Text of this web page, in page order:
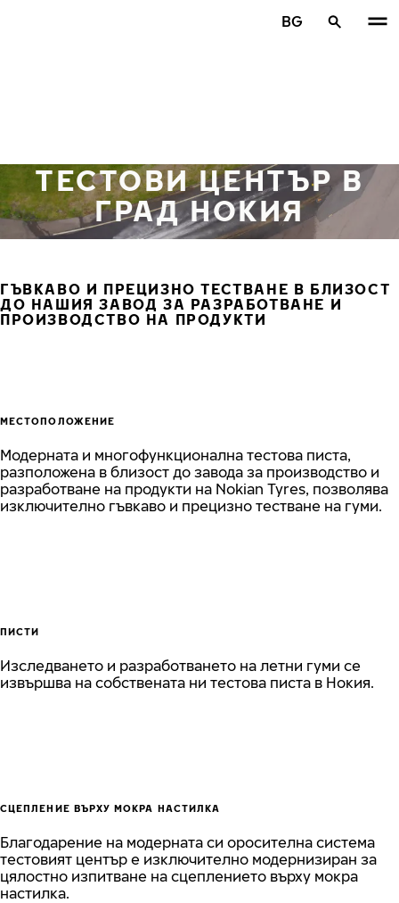
BG
ТЕСТОВИ ЦЕНТЪР В
ГРАД НОКИЯ
ГЪВКАВО И ПРЕЦИЗНО ТЕСТВАНЕ В БЛИЗОСТ
ДО НАШИЯ ЗАВОД ЗА РАЗРАБОТВАНЕ И
ПРОИЗВОДСТВО НА ПРОДУКТИ
МЕСТОПОЛОЖЕНИЕ
Модерната и многофункционална тестова писта,
разположена в близост до завода за производство и
разработване на продукти на Nokian Tyres, позволява
изключително гъвкаво и прецизно тестване на гуми.
ПИСТИ
Изследването и разработването на летни гуми се
извършва на собствената ни тестова писта в Нокия.
СЦЕПЛЕНИЕ ВЪРХУ МОКРА НАСТИЛКА
Благодарение на модерната си оросителна система
тестовият център е изключително модернизиран за
цялостно изпитване на сцеплението върху мокра
настилка.